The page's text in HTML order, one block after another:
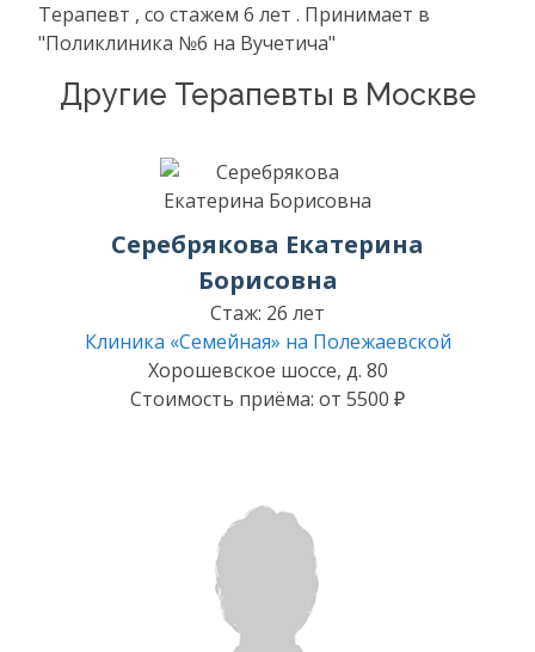
Терапевт , со стажем 6 лет . Принимает в
"Поликлиника №6 на Вучетича"
Другие Терапевты в Москве
Серебрякова Екатерина
Борисовна
Стаж: 26 лет
Клиника «Семейная» на Полежаевской
Хорошевское шоссе, д. 80
Стоимость приёма: от 5500 ₽